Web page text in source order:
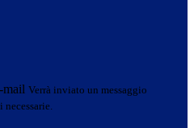
mail Verrà inviato un messaggio